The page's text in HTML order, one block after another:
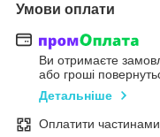
Умови оплати
Ви отримаєте
або гроші
Детальніше
Оплатити частинами